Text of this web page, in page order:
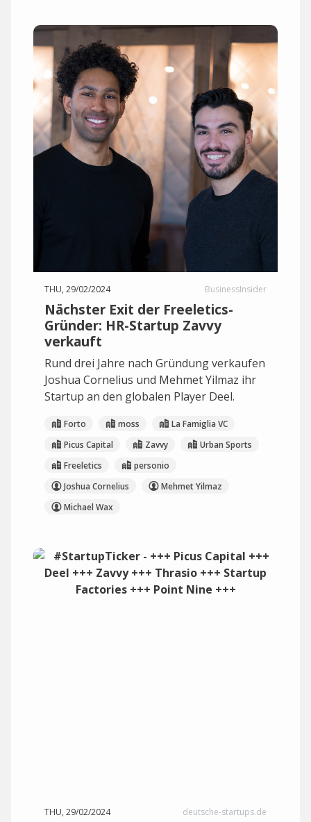
THU, 29/02/2024 BusinessInsider
Nächster Exit der Freeletics-
Gründer: HR-Startup Zavvy
verkauft
Rund drei Jahre nach Gründung verkaufen
Joshua Cornelius und Mehmet Yilmaz ihr
Startup an den globalen Player Deel.
Forto moss
La Famiglia VC
Picus Capital
Zavvy
Urban Sports
Freeletics
personio
Joshua Cornelius
Mehmet Yilmaz
Michael Wax
THU, 29/02/2024 deutsche-startups.de